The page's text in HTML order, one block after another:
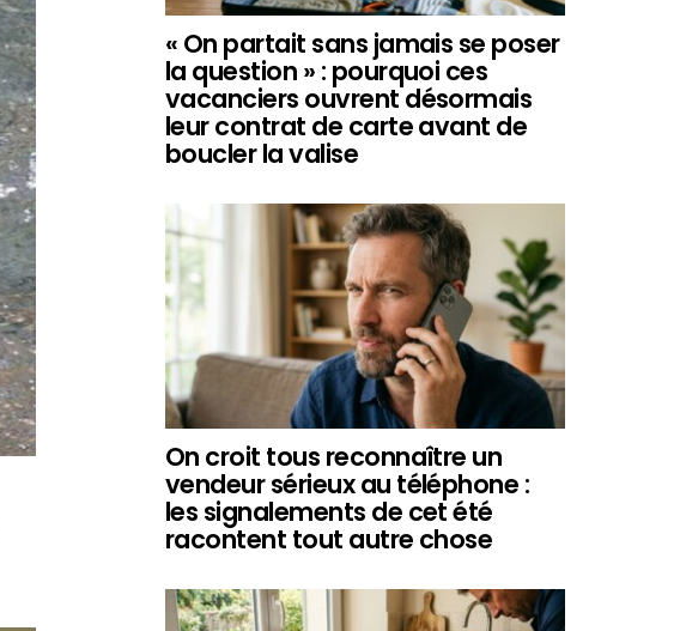
« On partait sans jamais se poser
la question » : pourquoi ces
vacanciers ouvrent désormais
leur contrat de carte avant de
boucler la valise
On croit tous reconnaître un
vendeur sérieux au téléphone :
les signalements de cet été
racontent tout autre chose